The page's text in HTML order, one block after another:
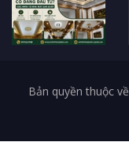
Bản quyền thuộc về